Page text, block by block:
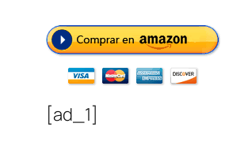
[ad_1]